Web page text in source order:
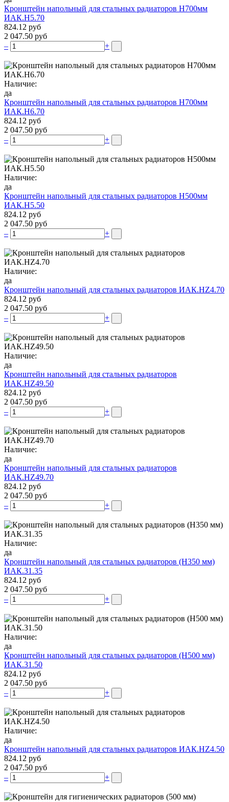
Кронштейн напольный для стальных радиаторов Н700мм
ИАК.Н5.70
824.12 руб
2 047.50 руб
–
+
Наличие:
да
Кронштейн напольный для стальных радиаторов Н700мм
ИАК.Н6.70
824.12 руб
2 047.50 руб
–
+
Наличие:
да
Кронштейн напольный для стальных радиаторов Н500мм
ИАК.Н5.50
824.12 руб
2 047.50 руб
–
+
Наличие:
да
Кронштейн напольный для стальных радиаторов ИАК.НZ4.70
824.12 руб
2 047.50 руб
–
+
Наличие:
да
Кронштейн напольный для стальных радиаторов
ИАК.НZ49.50
824.12 руб
2 047.50 руб
–
+
Наличие:
да
Кронштейн напольный для стальных радиаторов
ИАК.НZ49.70
824.12 руб
2 047.50 руб
–
+
Наличие:
да
Кронштейн напольный для стальных радиаторов (Н350 мм)
ИАК.31.35
824.12 руб
2 047.50 руб
–
+
Наличие:
да
Кронштейн напольный для стальных радиаторов (Н500 мм)
ИАК.31.50
824.12 руб
2 047.50 руб
–
+
Наличие:
да
Кронштейн напольный для стальных радиаторов ИАК.НZ4.50
824.12 руб
2 047.50 руб
–
+